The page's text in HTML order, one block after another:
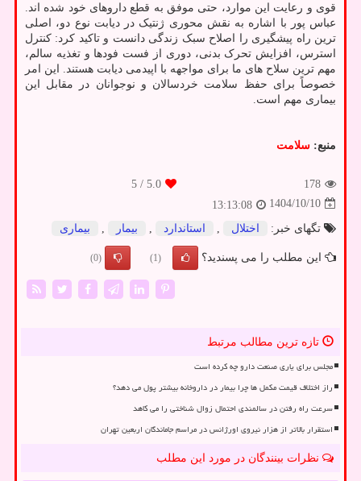
قوی و رعایت این موارد، حتی موفق به قطع داروهای خود شده اند.
عباس پور با اشاره به نقش محوری ژنتیک در دیابت نوع دو، اصلی
ترین راه پیشگیری را اصلاح سبک زندگی دانست و تاکید کرد: کنترل
استرس، افزایش تحرک بدنی، دوری از فست فودها و تغذیه سالم،
مهم ترین سلاح های ما برای مواجهه با اپیدمی دیابت هستند. این امر
خصوصاً برای حفظ سلامت خردسالان و نوجوانان در مقابل این
بیماری مهم است.
منبع: سلامت
178
5.0
/ 5
1404/10/10
13:13:08
تگهای خبر:
اختلال استاندارد بیمار بیماری
این مطلب را می پسندید؟ (1)
(0)
تازه ترین مطالب مرتبط
مجلس برای یاری صنعت دارو چه کرده است
راز اختلاف قیمت مکمل ها چرا بیمار در داروخانه بیشتر پول می دهد؟
سرعت راه رفتن در سالمندی احتمال زوال شناختی را می کاهد
استقرار بالاتر از هزار نیروی اورژانس در مراسم جاماندگان اربعین تهران
نظرات بینندگان در مورد این مطلب